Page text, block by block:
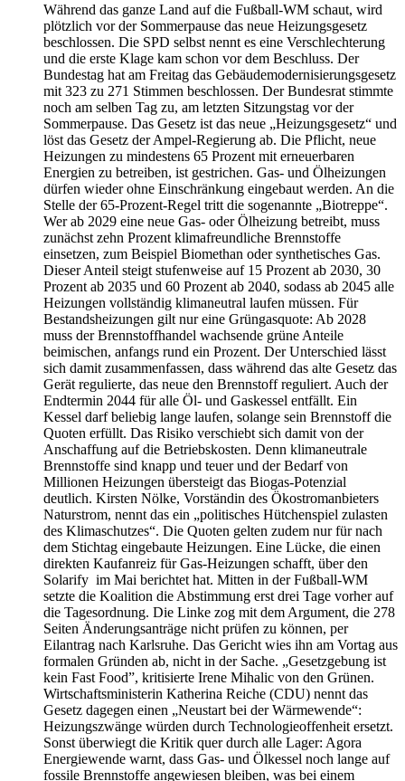
Während das ganze Land auf die Fußball-WM schaut, wird
plötzlich vor der Sommerpause das neue Heizungsgesetz
beschlossen. Die SPD selbst nennt es eine Verschlechterung
und die erste Klage kam schon vor dem Beschluss. Der
Bundestag hat am Freitag das Gebäudemodernisierungsgesetz
mit 323 zu 271 Stimmen beschlossen. Der Bundesrat stimmte
noch am selben Tag zu, am letzten Sitzungstag vor der
Sommerpause. Das Gesetz ist das neue „Heizungsgesetz“ und
löst das Gesetz der Ampel-Regierung ab. Die Pflicht, neue
Heizungen zu mindestens 65 Prozent mit erneuerbaren
Energien zu betreiben, ist gestrichen. Gas- und Ölheizungen
dürfen wieder ohne Einschränkung eingebaut werden. An die
Stelle der 65-Prozent-Regel tritt die sogenannte „Biotreppe“.
Wer ab 2029 eine neue Gas- oder Ölheizung betreibt, muss
zunächst zehn Prozent klimafreundliche Brennstoffe
einsetzen, zum Beispiel Biomethan oder synthetisches Gas.
Dieser Anteil steigt stufenweise auf 15 Prozent ab 2030, 30
Prozent ab 2035 und 60 Prozent ab 2040, sodass ab 2045 alle
Heizungen vollständig klimaneutral laufen müssen. Für
Bestandsheizungen gilt nur eine Grüngasquote: Ab 2028
muss der Brennstoffhandel wachsende grüne Anteile
beimischen, anfangs rund ein Prozent. Der Unterschied lässt
sich damit zusammenfassen, dass während das alte Gesetz das
Gerät regulierte, das neue den Brennstoff reguliert. Auch der
Endtermin 2044 für alle Öl- und Gaskessel entfällt. Ein
Kessel darf beliebig lange laufen, solange sein Brennstoff die
Quoten erfüllt. Das Risiko verschiebt sich damit von der
Anschaffung auf die Betriebskosten. Denn klimaneutrale
Brennstoffe sind knapp und teuer und der Bedarf von
Millionen Heizungen übersteigt das Biogas-Potenzial
deutlich. Kirsten Nölke, Vorständin des Ökostromanbieters
Naturstrom, nennt das ein „politisches Hütchenspiel zulasten
des Klimaschutzes“. Die Quoten gelten zudem nur für nach
dem Stichtag eingebaute Heizungen. Eine Lücke, die einen
direkten Kaufanreiz für Gas-Heizungen schafft, über den
Solarify im Mai berichtet hat. Mitten in der Fußball-WM
setzte die Koalition die Abstimmung erst drei Tage vorher auf
die Tagesordnung. Die Linke zog mit dem Argument, die 278
Seiten Änderungsanträge nicht prüfen zu können, per
Eilantrag nach Karlsruhe. Das Gericht wies ihn am Vortag aus
formalen Gründen ab, nicht in der Sache. „Gesetzgebung ist
kein Fast Food”, kritisierte Irene Mihalic von den Grünen.
Wirtschaftsministerin Katherina Reiche (CDU) nennt das
Gesetz dagegen einen „Neustart bei der Wärmewende“:
Heizungszwänge würden durch Technologieoffenheit ersetzt.
Sonst überwiegt die Kritik quer durch alle Lager: Agora
Energiewende warnt, dass Gas- und Ölkessel noch lange auf
fossile Brennstoffe angewiesen bleiben, was bei einem